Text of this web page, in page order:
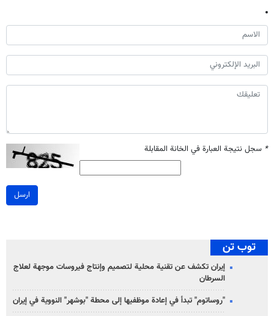
* سجل نتيجة العبارة في الخانة المقابلة
ارسل
توب تن
إيران تكشف عن تقنية محلية لتصميم وإنتاج فيروسات موجهة لعلاج
السرطان
"روساتوم" تبدأ في إعادة موظفيها إلى محطة "بوشهر" النووية في إيران